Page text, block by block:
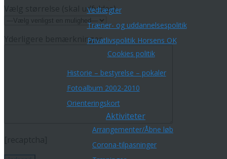
Vedtægter
Træner- og uddannelsespolitik
Privatlivspolitik Horsens OK
Cookies politik
Historie – bestyrelse – pokaler
Fotoalbum 2002-2010
Orienteringskort
Aktiviteter
Arrangementer/Åbne løb
Corona-tilpasninger
Vælg størrelse (skal udfyldes)
Yderligere bemærkninger